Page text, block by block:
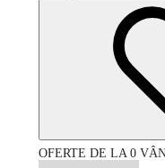
OFERTE DE LA 0